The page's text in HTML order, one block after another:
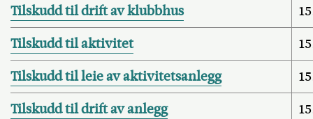
Tilskudd til drift av klubbhus
Tilskudd til aktivitet
Tilskudd til leie av aktivitetsanlegg
Tilskudd til drift av anlegg